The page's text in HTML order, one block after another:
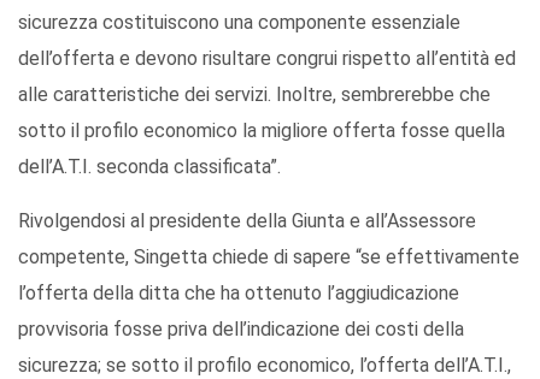
sicurezza costituiscono una componente essenziale
dell’offerta e devono risultare congrui rispetto all’entità ed
alle caratteristiche dei servizi. Inoltre, sembrerebbe che
sotto il profilo economico la migliore offerta fosse quella
dell’A.T.I. seconda classificata”.
Rivolgendosi al presidente della Giunta e all’Assessore
competente, Singetta chiede di sapere “se effettivamente
l’offerta della ditta che ha ottenuto l’aggiudicazione
provvisoria fosse priva dell’indicazione dei costi della
sicurezza; se sotto il profilo economico, l’offerta dell’A.T.I.,